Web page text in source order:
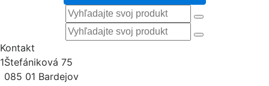
Kontakt
1Štefániková 75
085 01 Bardejov